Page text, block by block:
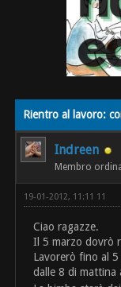
Rientro al lavoro:
Indreen
Membro
19-01-2012, 11:11 11
Ciao ragazze.
Il 5 marzo dovrò
Lavorerò fino al
dalle 8 di mattina